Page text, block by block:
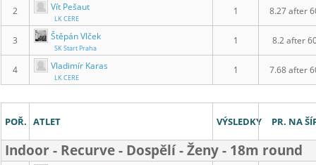
2 Vít Pešaut
LK CERE
1 8.27 after
3 Štěpán Vlček
SK Start Praha
1 8.2 after
4 Vladimír Karas
LK CERE
1 7.68 after
POŘ. ATLET VÝSLEDKY PR. NA
Indoor - Recurve - Dospělí - Ženy - 18m round